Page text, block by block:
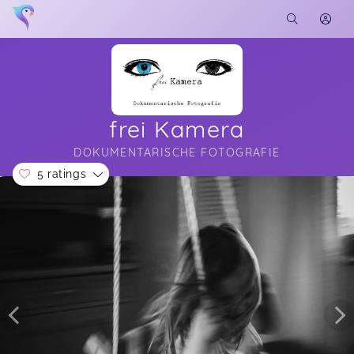
frei Kamera
DOKUMENTARISCHE FOTOGRAFIE
Soon you will learn more about me here...
5 ratings
Krabbelgruppe mit Frühstücksbuffet (Elterntreff)
Simone,
Fotokurs mit dem Smartphone
Gabriele, Feb 20